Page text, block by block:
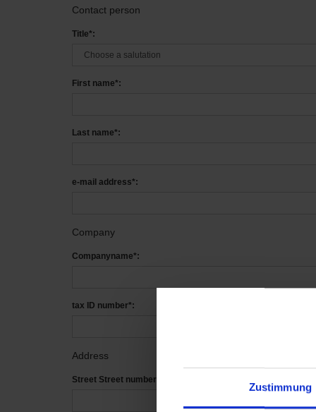
Zustimmung
Contact person
Title*:
First name*:
Last name*:
e-mail address*:
Company
Companyname*:
tax ID number*:
Address
Street Street number*: